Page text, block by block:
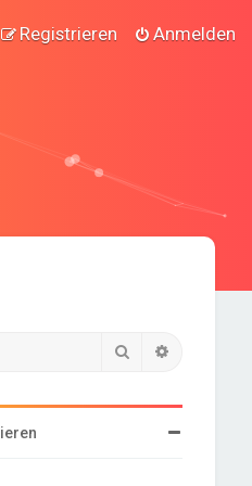
Anmelden
Registrieren
Suche